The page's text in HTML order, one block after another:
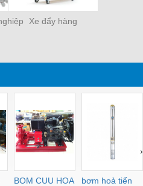
Xe đẩy hàng
BOM CUU HOA
bơm hoả tiển
›